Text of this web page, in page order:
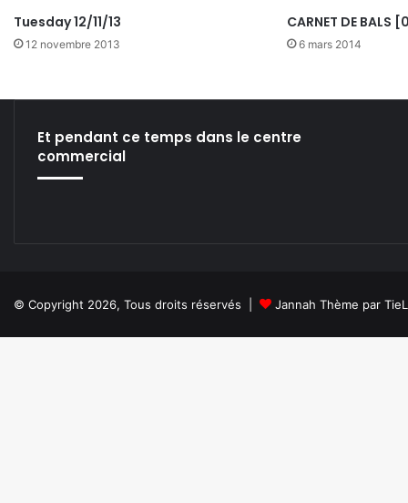
Tuesday 12/11/13
12 novembre 2013
CARNET DE
6 mars 2014
Et pendant ce temps dans le centre
commercial
© Copyright 2026, Tous droits réservés | Jannah Thème par